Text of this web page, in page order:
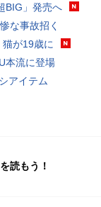
BIG」発売へ
な事故招く
が19歳に
本流に登場
アイテム
読もう！